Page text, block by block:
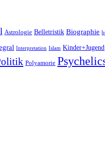
Astrologie Belletristik Biographie
Interpretation Islam Kinder+Jugend
Polyamorie